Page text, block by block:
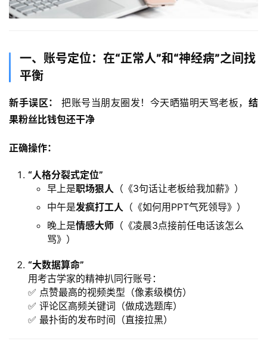
一、账号定位：在“正常人”和“神经病”之间找
平衡
新手误区：​ 把账号当朋友圈发！今天晒猫明天骂老板，​ 结
果粉丝比钱包还干净
正确操作：​
​“人格分裂式定位”​
早上是职场狠人 ​（《3句话让老板给我加薪》）
中午是发疯打工人 ​（《如何用PPT气死领导》）
晚上是情感大师 ​（《凌晨3点接前任电话该怎么
骂》）
​“大数据算命”​
用考古学家的精神扒同行账号：
✅ 点赞最高的视频类型（像素级模仿）
✅ 评论区高频关键词（做成选题库）
✅ 最扑街的发布时间（直接拉黑）